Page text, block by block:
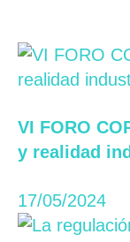
VI FORO
y realidad
17/05/2024